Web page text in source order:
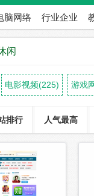
脑网络 行业企业
闲
电影视频(225) 游戏
排行 人气最高